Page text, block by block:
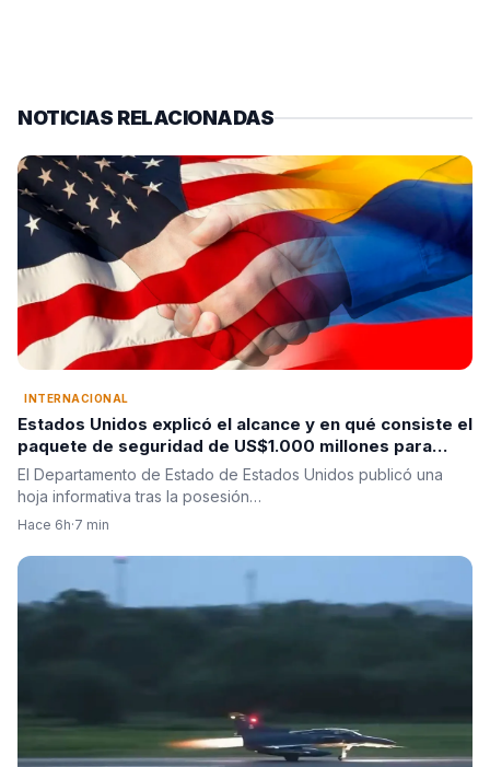
NOTICIAS RELACIONADAS
INTERNACIONAL
Estados Unidos explicó el alcance y en qué consiste el
paquete de seguridad de US$1.000 millones para
Colombia tras la posesión de Abelardo De La Espriella
El Departamento de Estado de Estados Unidos publicó una
hoja informativa tras la posesión…
Hace 6h·7 min